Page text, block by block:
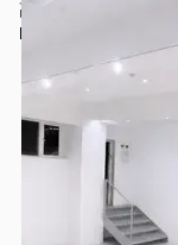
高のギャラリースペ
影・個展・ヨガにお